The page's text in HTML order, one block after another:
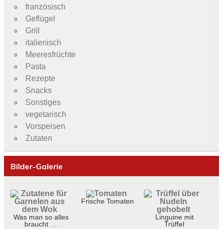
französisch
Geflügel
Grill
italienisch
Meeresfrüchte
Pasta
Rezepte
Snacks
Sonstiges
vegetarisch
Vorspeisen
Zutaten
Bilder-Galerie
Was man so alles
braucht …
Frische Tomaten
Linguine mit
Trüffel